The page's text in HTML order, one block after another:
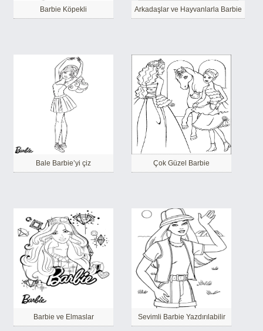
Barbie Köpekli Arkadaşlar ve Hayvanlarla Barbie
Bale Barbie’yi çiz Çok Güzel Barbie
Barbie ve Elmaslar Sevimli Barbie Yazdırılabilir